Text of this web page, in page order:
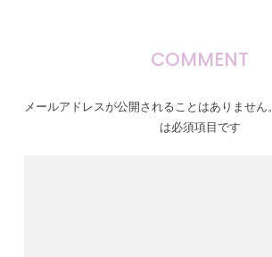
COMMENT
メールアドレスが公開されることはありません。
は必須項目です